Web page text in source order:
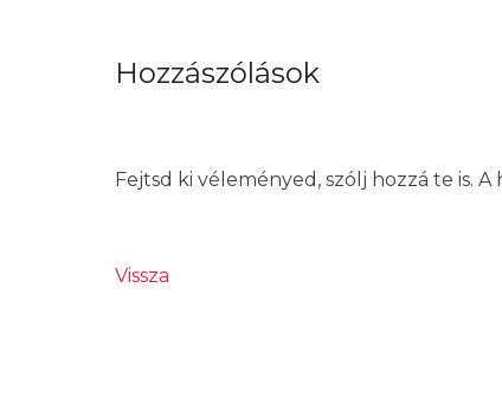
Hozzászólások
Fejtsd ki véleményed, szólj hozzá te is. A
Vissza